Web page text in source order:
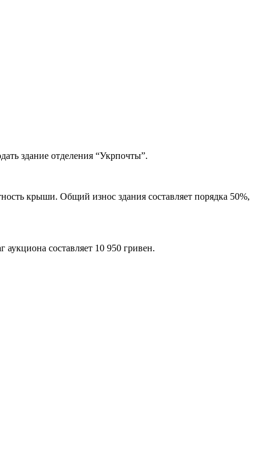
здание отделения “Укрпочты”.
крыши. Общий износ здания составляет порядка 50%,
составляет 10 950 гривен.